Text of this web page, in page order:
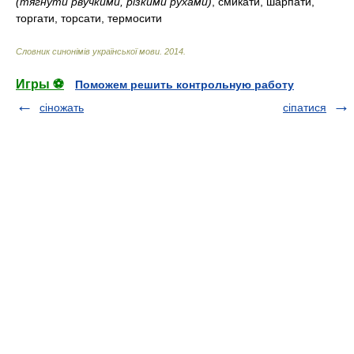
торгати, торсати, термосити
Словник синонімів української мови 2014
Игры ⚽
Поможем решить контрольную работу
сіножать
сіпатися